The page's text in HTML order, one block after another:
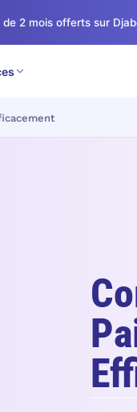
2 mois offerts sur